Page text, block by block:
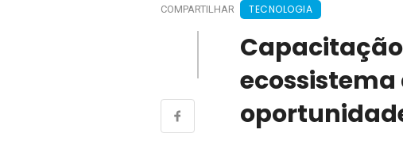
COMPARTILHAR TECNOLOGIA